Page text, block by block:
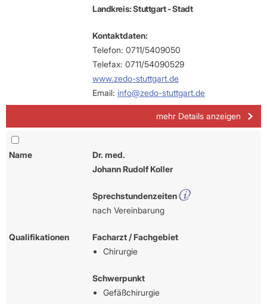
Landkreis: Stuttgart - Stadt
Kontaktdaten:
Telefon: 0711/5409050
Telefax: 0711/54090529
www.zedo-stuttgart.de
Email: info@zedo-stuttgart.de
mehr Details anzeigen
Name
Dr. med.
Johann Rudolf Koller
Sprechstundenzeiten
nach Vereinbarung
Qualifikationen
Facharzt / Fachgebiet
Chirurgie
Schwerpunkt
Gefäßchirurgie